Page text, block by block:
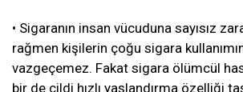
• Sigaranın insan vücuduna sayısız
rağmen kişilerin çoğu sigara
vazgeçemez. Fakat sigara ölümcül
bir de cildi hızlı yaşlandırma özelliği